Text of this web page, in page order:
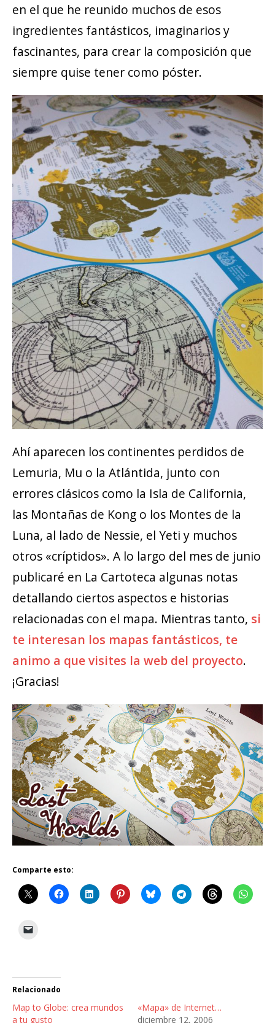
en el que he reunido muchos de esos
ingredientes fantásticos, imaginarios y
fascinantes, para crear la composición que
siempre quise tener como póster.
Ahí aparecen los continentes perdidos de
Lemuria, Mu o la Atlántida, junto con
errores clásicos como la Isla de California,
las Montañas de Kong o los Montes de la
Luna, al lado de Nessie, el Yeti y muchos
otros «críptidos». A lo largo del mes de junio
publicaré en La Cartoteca algunas notas
detallando ciertos aspectos e historias
relacionadas con el mapa. Mientras tanto, si
te interesan los mapas fantásticos, te
animo a que visites la web del proyecto.
¡Gracias!
Comparte esto:
Relacionado
Map to Globe: crea mundos
a tu gusto
«Mapa» de Internet…
diciembre 12, 2006